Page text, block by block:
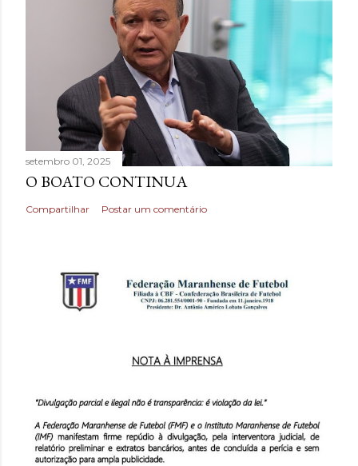
setembro 01, 2025
O BOATO CONTINUA
Compartilhar Postar um comentário